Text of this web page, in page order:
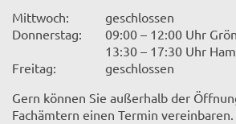
Mittwoch:
geschlossen
Donnerstag:
09:00 – 12:00 Uhr
13:30 – 17:30 Uhr
Freitag:
geschlossen
Gern können Sie außerhalb der
Fachämtern einen Termin vereinbaren.